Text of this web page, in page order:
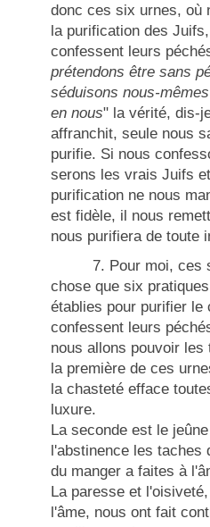
donc ces six urnes, où
la purification des
confessent leurs
prétendons être sans
séduisons nous-
en nous" la vérité, dis-
affranchit, seule nous
purifie. Si nous
serons les vrais Juifs
purification ne nous
est fidèle, il nous
nous purifiera de toute
7. Pour moi, ces
chose que six
établies pour purifier le
confessent leurs
nous allons pouvoir
la première de ces
la chasteté efface
luxure.
La seconde est le
l'abstinence les taches
du manger a faites à
La paresse et
l'âme, nous ont fait